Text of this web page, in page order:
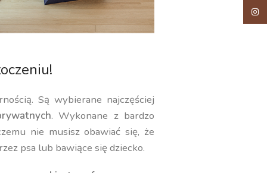
Są wybierane najczęściej
. Wykonane z bardzo
nie musisz obawiać się, że
psa lub bawiące się dziecko.